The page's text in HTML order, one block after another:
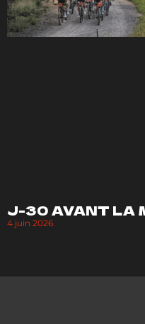
J-30 AVANT LA
4 juin 2026